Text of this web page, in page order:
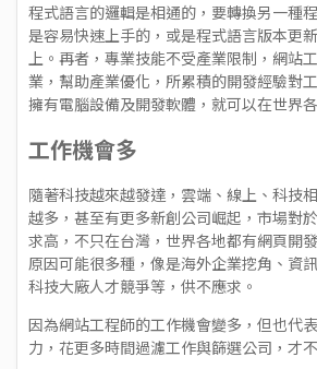
程式語言的邏輯是相通的，要轉換另一種
是容易快速上手的，或是程式語言版本更
上。再者，專業技能不受產業限制，網站
業，幫助產業優化，所累積的開發經驗對
擁有電腦設備及開發軟體，就可以在世界
工作機會多
隨著科技越來越發達，雲端、線上、科技
越多，甚至有更多新創公司崛起，市場對
求高，不只在台灣，世界各地都有網頁開
原因可能很多種，像是海外企業挖角、資
科技大廠人才競爭等，供不應求。
因為網站工程師的工作機會變多，但也代
力，花更多時間過濾工作與篩選公司，才